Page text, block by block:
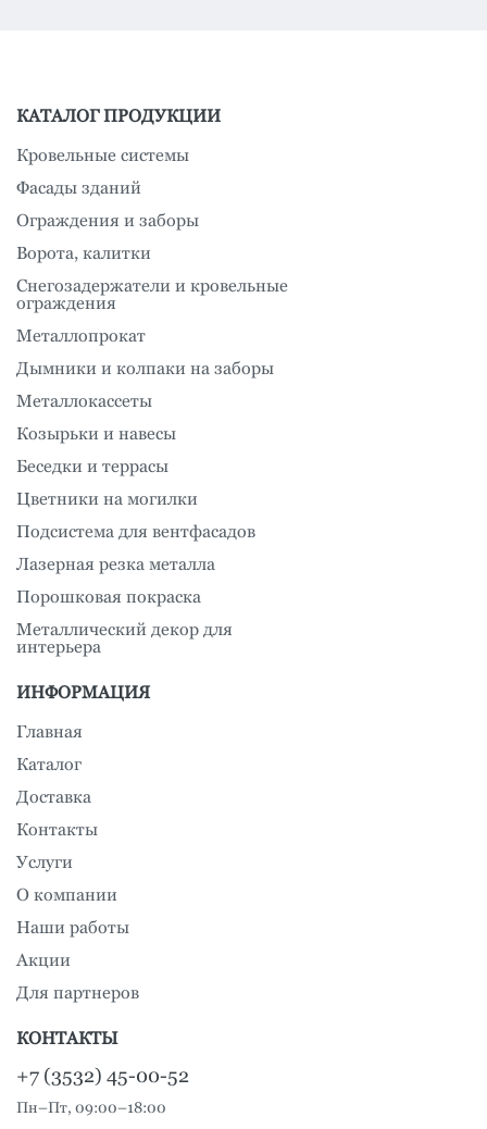
КАТАЛОГ ПРОДУКЦИИ
Кровельные системы
Фасады зданий
Ограждения и заборы
Ворота, калитки
Снегозадержатели и кровельные
ограждения
Металлопрокат
Дымники и колпаки на заборы
Металлокассеты
Козырьки и навесы
Беседки и террасы
Цветники на могилки
Подсистема для вентфасадов
Лазерная резка металла
Порошковая покраска
Металлический декор для
интерьера
ИНФОРМАЦИЯ
Главная
Каталог
Доставка
Контакты
Услуги
О компании
Наши работы
Акции
Для партнеров
КОНТАКТЫ
+7 (3532) 45-00-52
Пн–Пт, 09:00–18:00